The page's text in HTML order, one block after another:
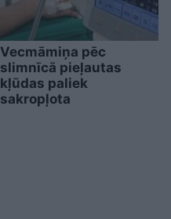
Vecmāmiņa pēc
slimnīcā pieļautas
kļūdas paliek
sakropļota